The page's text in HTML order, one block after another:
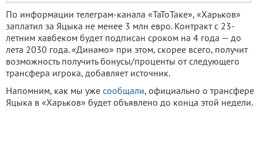
По информации телеграм-канала «ТаТоТаке», «Харьков»
заплатил за Яцыка не менее 3 млн евро. Контракт с 23-
летним хавбеком будет подписан сроком на 4 года — до
лета 2030 года. «Динамо» при этом, скорее всего, получит
возможность получить бонусы/проценты от следующего
трансфера игрока, добавляет источник.
Напомним, как мы уже сообщали, официально о трансфере
Яцыка в «Харьков» будет объявлено до конца этой недели.